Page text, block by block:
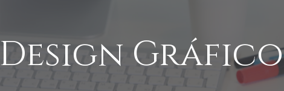
Design Gráfico